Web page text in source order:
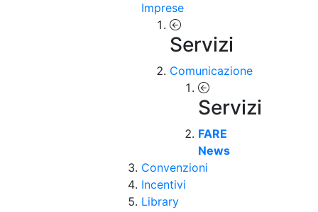
Imprese
Servizi
Comunicazione
Servizi
FARE
News
Convenzioni
Incentivi
Library